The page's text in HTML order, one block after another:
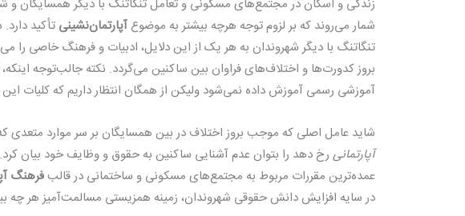
زندگی و اسکان در مجتمع‌های مسکونی و تعامل تنگاتنگ با دیگر همسایگان و
شمار می‌روند که بر لزوم توجه هرچه بیشتر به موضوع آپارتمان‌نشینی تأکید
تنگاتنگ با دیگر شهروندان به هر یک از این دلایل، ادبیات و فرهنگ خاصی
بروز کدورت‌ها و اختلاف‌های فراوان بین ساکنین می‌گردد. نکته جالب‌توجه اینکه،
آموزشی رسمی آموزش داده نمی‌شود ولیکن از همگان انتظار داریم که کلیات این
شاید عامل اصلی که موجب بروز اختلاف در بین همسایگان بر سر موارد
آپارتمانی رخ دهد را بتوان عدم آشنایی ساکنین به حقوق و وظایف خود بیان
عمده‌ترین مقررات مربوط به مجتمع‌های مسکونی و ساختمانی در قالبفرهنگ
در سایه افزایش دانش حقوقی شهروندان، زمینه همزیستی مسالمت‌آمیز هر چه